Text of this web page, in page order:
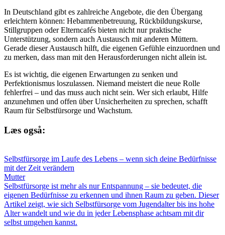
In Deutschland gibt es zahlreiche Angebote, die den Übergang
erleichtern können: Hebammenbetreuung, Rückbildungskurse,
Stillgruppen oder Elterncafés bieten nicht nur praktische
Unterstützung, sondern auch Austausch mit anderen Müttern.
Gerade dieser Austausch hilft, die eigenen Gefühle einzuordnen und
zu merken, dass man mit den Herausforderungen nicht allein ist.
Es ist wichtig, die eigenen Erwartungen zu senken und
Perfektionismus loszulassen. Niemand meistert die neue Rolle
fehlerfrei – und das muss auch nicht sein. Wer sich erlaubt, Hilfe
anzunehmen und offen über Unsicherheiten zu sprechen, schafft
Raum für Selbstfürsorge und Wachstum.
Læs også:
Selbstfürsorge im Laufe des Lebens – wenn sich deine Bedürfnisse
mit der Zeit verändern
Mutter
Selbstfürsorge ist mehr als nur Entspannung – sie bedeutet, die
eigenen Bedürfnisse zu erkennen und ihnen Raum zu geben. Dieser
Artikel zeigt, wie sich Selbstfürsorge vom Jugendalter bis ins hohe
Alter wandelt und wie du in jeder Lebensphase achtsam mit dir
selbst umgehen kannst.